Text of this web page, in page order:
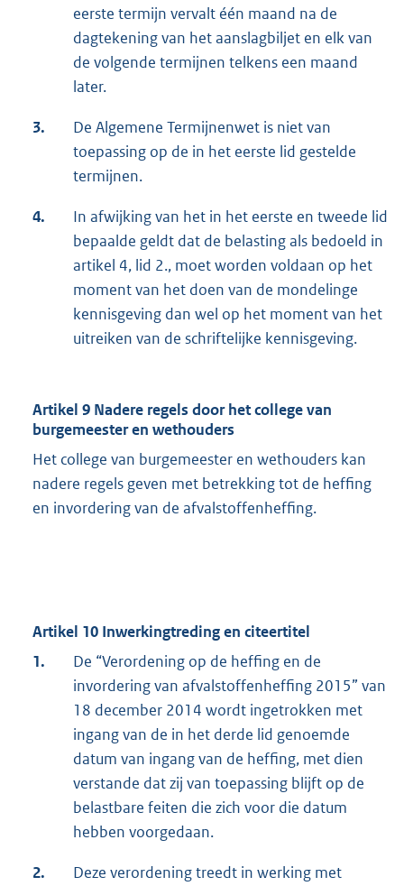
eerste termijn vervalt één maand na de
dagtekening van het aanslagbiljet en elk van
de volgende termijnen telkens een maand
later.
3.
De Algemene Termijnenwet is niet van
toepassing op de in het eerste lid gestelde
termijnen.
4.
In afwijking van het in het eerste en tweede lid
bepaalde geldt dat de belasting als bedoeld in
artikel 4, lid 2., moet worden voldaan op het
moment van het doen van de mondelinge
kennisgeving dan wel op het moment van het
uitreiken van de schriftelijke kennisgeving.
Artikel 9 Nadere regels door het college van
burgemeester en wethouders
Het college van burgemeester en wethouders kan
nadere regels geven met betrekking tot de heffing
en invordering van de afvalstoffenheffing.
Artikel 10 Inwerkingtreding en citeertitel
1.
De “Verordening op de heffing en de
invordering van afvalstoffenheffing 2015” van
18 december 2014 wordt ingetrokken met
ingang van de in het derde lid genoemde
datum van ingang van de heffing, met dien
verstande dat zij van toepassing blijft op de
belastbare feiten die zich voor die datum
hebben voorgedaan.
2.
Deze verordening treedt in werking met